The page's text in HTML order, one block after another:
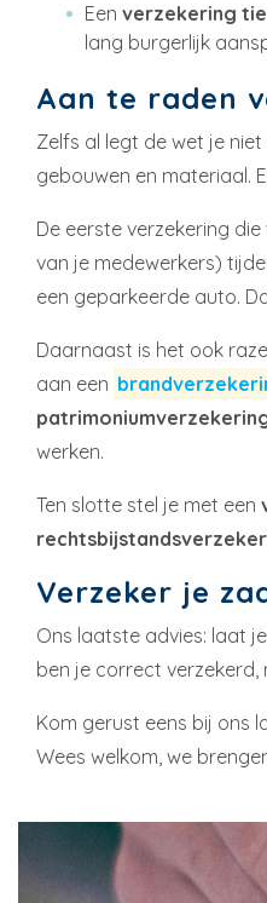
Een verzekering
lang burgerlijk
Aan te raden
Zelfs al legt de wet je
gebouwen en materiaal.
De eerste verzekering
van je medewerkers)
een geparkeerde auto.
Daarnaast is het ook
aan een
werken.
Ten slotte stel je met een
Verzeker je
Ons laatste advies: laat
ben je correct
Kom gerust eens bij ons
Wees welkom, we